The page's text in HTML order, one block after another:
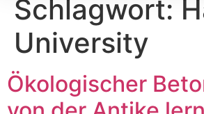
Schlagwort:
University
Ökologischer